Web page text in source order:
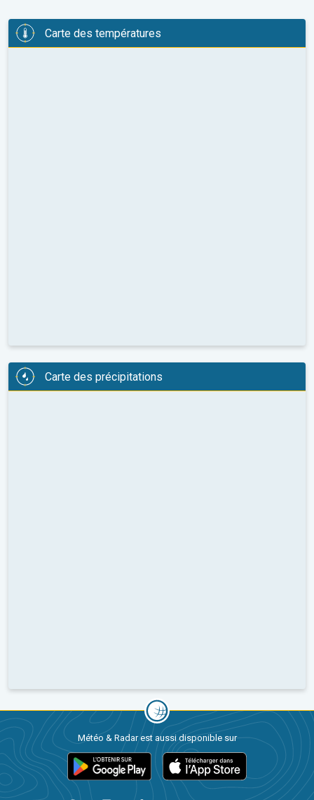
Carte des températures
Carte des précipitations
Météo & Radar est aussi disponible sur